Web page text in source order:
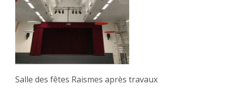
Salle des fêtes Raismes après travaux